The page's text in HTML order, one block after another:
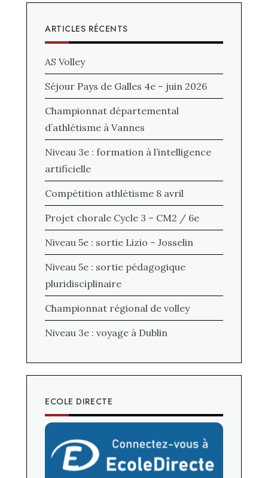
ARTICLES RÉCENTS
AS Volley
Séjour Pays de Galles 4e – juin 2026
Championnat départemental
d’athlétisme à Vannes
Niveau 3e : formation à l’intelligence
artificielle
Compétition athlétisme 8 avril
Projet chorale Cycle 3 – CM2 / 6e
Niveau 5e : sortie Lizio – Josselin
Niveau 5e : sortie pédagogique
pluridisciplinaire
Championnat régional de volley
Niveau 3e : voyage à Dublin
ECOLE DIRECTE